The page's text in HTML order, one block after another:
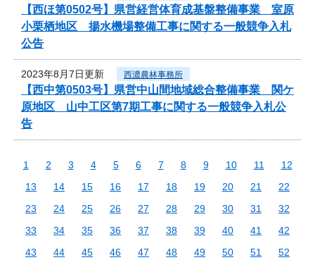
【西ほ第0502号】県営経営体育成基盤整備事業 室原
小栗栖地区 揚水機場整備工事に関する一般競争入札
公告
2023年8月7日更新 西濃農林事務所
【西中第0503号】県営中山間地域総合整備事業 関ケ
原地区 山中工区第7期工事に関する一般競争入札公
告
1 2 3 4 5 6 7 8 9 10 11
12
13
14 15 16 17 18 19 20 21
22
23
24 25 26 27 28 29 30 31
32
33
34 35 36 37 38 39 40 41
42
43
44 45 46 47 48 49 50 51
52